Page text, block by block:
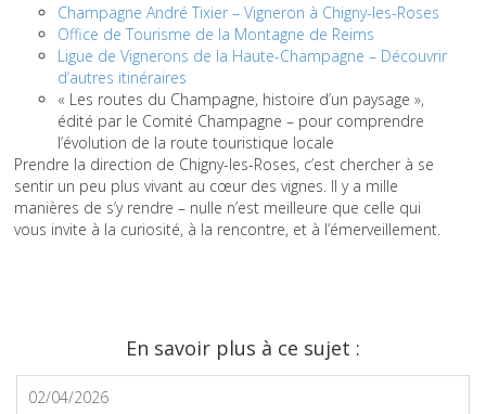
Champagne André Tixier – Vigneron à Chigny-les-Roses
Office de Tourisme de la Montagne de Reims
Ligue de Vignerons de la Haute-Champagne – Découvrir
d’autres itinéraires
« Les routes du Champagne, histoire d’un paysage »,
édité par le Comité Champagne – pour comprendre
l’évolution de la route touristique locale
Prendre la direction de Chigny-les-Roses, c’est chercher à se
sentir un peu plus vivant au cœur des vignes. Il y a mille
manières de s’y rendre – nulle n’est meilleure que celle qui
vous invite à la curiosité, à la rencontre, et à l’émerveillement.
En savoir plus à ce sujet :
02/04/2026